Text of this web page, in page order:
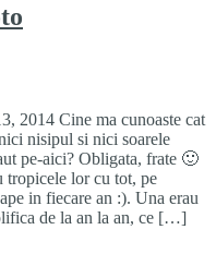
2014 Cine ma cunoaste cat
nisipul si nici soarele
pe-aici? Obligata, frate 🙂
tropicele lor cu tot, pe
in fiecare an :). Una erau
de la an la an, ce […]